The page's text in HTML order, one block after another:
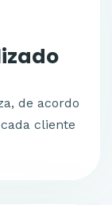
de acordo
cliente